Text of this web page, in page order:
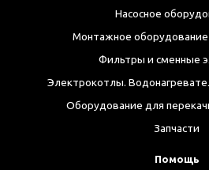
Насосное
Монтажное
Фильтры и сменные
Электрокотлы.
Оборудование для
Запчасти
Помощь